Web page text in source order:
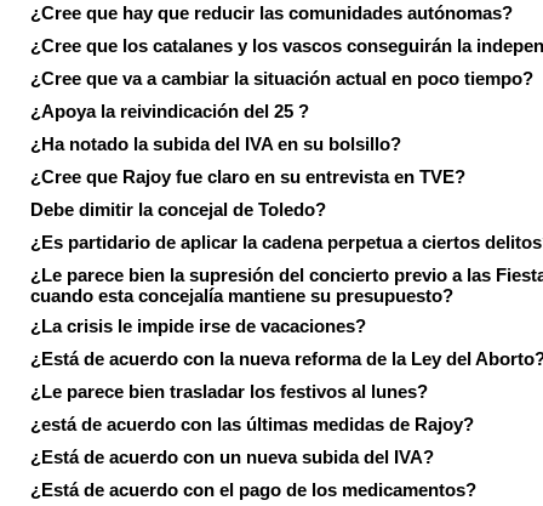
¿Cree que hay que reducir las comunidades autónomas?
¿Cree que los catalanes y los vascos conseguirán la
¿Cree que va a cambiar la situación actual en poco tiempo?
¿Apoya la reivindicación del 25 ?
¿Ha notado la subida del IVA en su bolsillo?
¿Cree que Rajoy fue claro en su entrevista en TVE?
Debe dimitir la concejal de Toledo?
¿Es partidario de aplicar la cadena perpetua a ciertos
¿Le parece bien la supresión del concierto previo a las
cuando esta concejalía mantiene su presupuesto?
¿La crisis le impide irse de vacaciones?
¿Está de acuerdo con la nueva reforma de la Ley del
¿Le parece bien trasladar los festivos al lunes?
¿está de acuerdo con las últimas medidas de Rajoy?
¿Está de acuerdo con un nueva subida del IVA?
¿Está de acuerdo con el pago de los medicamentos?